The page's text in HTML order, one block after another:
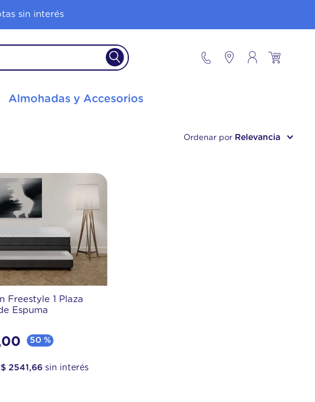
sin interés
Almohadas y Accesorios
Ordenar por Relevancia
Freestyle 1 Plaza
Espuma
00 50 %
$ 2541,66